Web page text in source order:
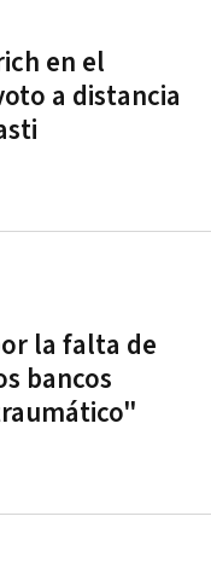
en el
a distancia
la falta de
bancos